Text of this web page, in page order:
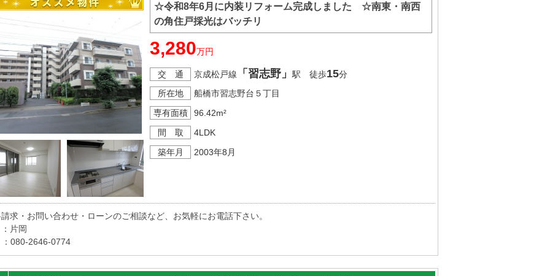
☆令和8年6月に内装リフォーム完成しました ☆南東・南西
の角住戸採光はバッチリ
3,280万円
交 通 京成松戸線 「習志野」 駅 徒歩15分
所在地
船橋市習志野台５丁目
専有面積
96.42m²
間 取
4LDK
築年月
2003年8月
求・お問い合わせ・ローンのご相談など、お気軽にお電話下さい。
片岡
：080-2646-0774
ご希望の方は、いつでもご連絡ください。